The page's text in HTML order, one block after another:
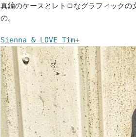
真鍮のケースとレトロなグラフィック
の。
Sienna & LOVE Tim+